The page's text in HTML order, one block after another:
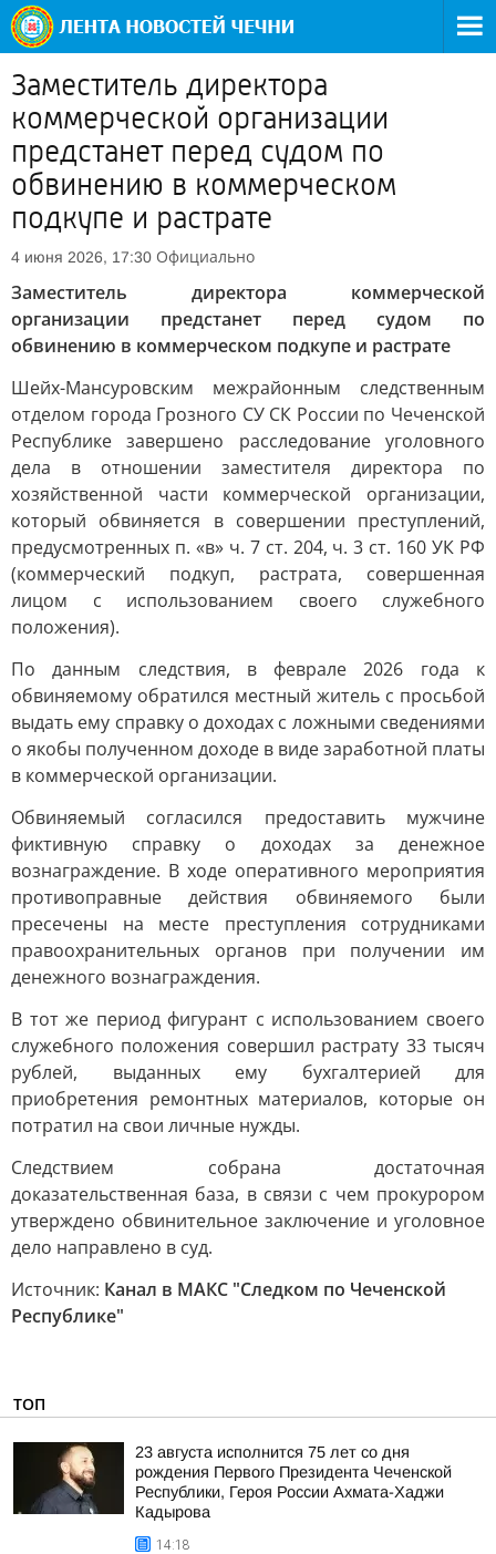
Заместитель директора
коммерческой организации
предстанет перед судом по
обвинению в коммерческом
подкупе и растрате
4 июня 2026, 17:30 Официально
Заместитель директора коммерческой
организации предстанет перед судом по
обвинению в коммерческом подкупе и растрате
Шейх-Мансуровским межрайонным следственным
отделом города Грозного СУ СК России по Чеченской
Республике завершено расследование уголовного
дела в отношении заместителя директора по
хозяйственной части коммерческой организации,
который обвиняется в совершении преступлений,
предусмотренных п. «в» ч. 7 ст. 204, ч. 3 ст. 160 УК РФ
(коммерческий подкуп, растрата, совершенная
лицом с использованием своего служебного
положения).
По данным следствия, в феврале 2026 года к
обвиняемому обратился местный житель с просьбой
выдать ему справку о доходах с ложными сведениями
о якобы полученном доходе в виде заработной платы
в коммерческой организации.
Обвиняемый согласился предоставить мужчине
фиктивную справку о доходах за денежное
вознаграждение. В ходе оперативного мероприятия
противоправные действия обвиняемого были
пресечены на месте преступления сотрудниками
правоохранительных органов при получении им
денежного вознаграждения.
В тот же период фигурант с использованием своего
служебного положения совершил растрату 33 тысяч
рублей, выданных ему бухгалтерией для
приобретения ремонтных материалов, которые он
потратил на свои личные нужды.
Следствием собрана достаточная
доказательственная база, в связи с чем прокурором
утверждено обвинительное заключение и уголовное
дело направлено в суд.
Источник: Канал в МАКС "Следком по Чеченской
Республике"
ТОП
23 августа исполнится 75 лет со дня
рождения Первого Президента Чеченской
Республики, Героя России Ахмата-Хаджи
Кадырова
14:18